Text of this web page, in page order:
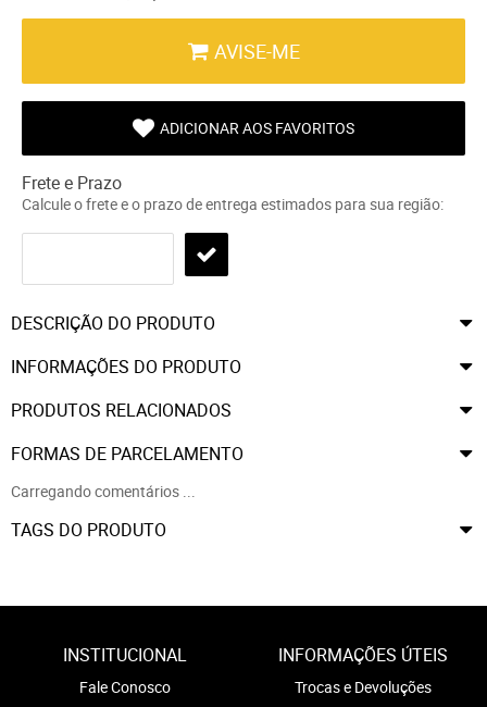
AVISE-ME
ADICIONAR AOS FAVORITOS
Frete e Prazo
Calcule o frete e o prazo de entrega estimados para sua região:
DESCRIÇÃO DO PRODUTO
INFORMAÇÕES DO PRODUTO
PRODUTOS RELACIONADOS
FORMAS DE PARCELAMENTO
Carregando comentários ...
TAGS DO PRODUTO
INSTITUCIONAL
Fale Conosco
INFORMAÇÕES ÚTEIS
Trocas e Devoluções